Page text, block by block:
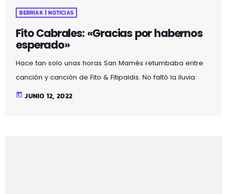
BERRIAK | NOTICIAS
Fito Cabrales: «Gracias por habernos
esperado»
Hace tan solo unas horas San Mamés retumbaba entre
canción y canción de Fito & Fitipaldis. No faltó la lluvia
típica de Bilbao, pero ni eso pudo parar el que ha sido el
today JUNIO 12, 2022